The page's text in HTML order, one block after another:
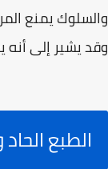
والسلوك يمنع
وقد يشير إلى أنه
الطبع